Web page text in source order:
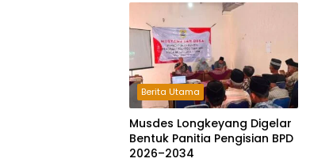
Berita Utama
Musdes Longkeyang Digelar
Bentuk Panitia Pengisian BPD
2026–2034